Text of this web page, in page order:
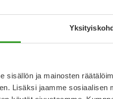
sisällön ja mainosten
Lisäksi jaamme sosiaalisen
suoraan